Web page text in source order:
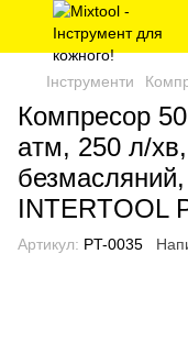
Інструменти
Компресор
aтм, 250 л/
INTERTOOL
Артикул: PT-0035